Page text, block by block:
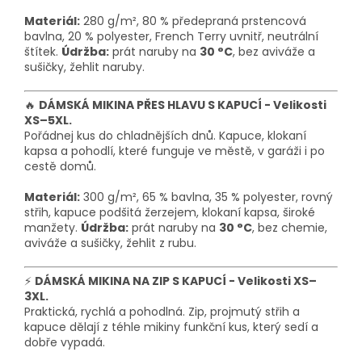
Materiál: 280 g/m², 80 % předepraná prstencová
bavlna, 20 % polyester, French Terry uvnitř, neutrální
štítek. Údržba: prát naruby na 30 °C, bez aviváže a
sušičky, žehlit naruby.
🔥 DÁMSKÁ MIKINA PŘES HLAVU S KAPUCÍ - Velikosti
XS–5XL.
Pořádnej kus do chladnějších dnů. Kapuce, klokaní
kapsa a pohodlí, které funguje ve městě, v garáži i po
cestě domů.
Materiál: 300 g/m², 65 % bavlna, 35 % polyester, rovný
střih, kapuce podšitá žerzejem, klokaní kapsa, široké
manžety. Údržba: prát naruby na 30 °C, bez chemie,
aviváže a sušičky, žehlit z rubu.
⚡ DÁMSKÁ MIKINA NA ZIP S KAPUCÍ - Velikosti XS–
3XL.
Praktická, rychlá a pohodlná. Zip, projmutý střih a
kapuce dělají z téhle mikiny funkční kus, který sedí a
dobře vypadá.